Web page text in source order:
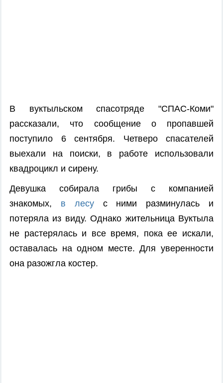
В вуктыльском спасотряде "СПАС-Коми"
рассказали, что сообщение о пропавшей
поступило 6 сентября. Четверо спасателей
выехали на поиски, в работе использовали
квадроцикл и сирену.
Девушка собирала грибы с компанией
знакомых, в лесус ними разминулась и
потеряла из виду. Однако жительница Вуктыла
не растерялась и все время, пока ее искали,
оставалась на одном месте. Для уверенности
она разожгла костер.